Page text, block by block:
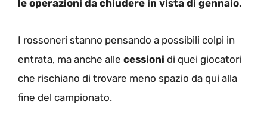
le operazioni da chiudere in vista di gennaio.
I rossoneri stanno pensando a possibili colpi in
entrata, ma anche alle cessioni di quei giocatori
che rischiano di trovare meno spazio da qui alla
fine del campionato.